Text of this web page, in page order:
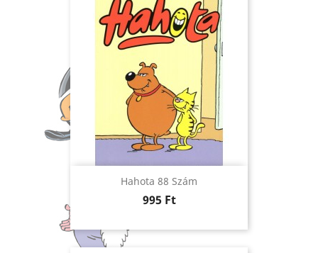
Hahota 88 Szám
Ár
995 Ft